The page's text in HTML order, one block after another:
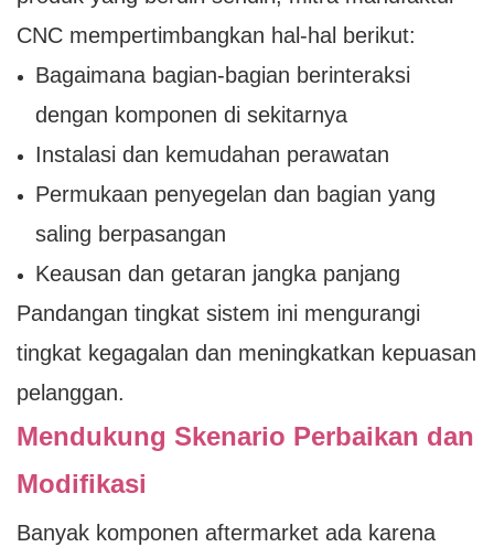
CNC mempertimbangkan hal-hal berikut:
Bagaimana bagian-bagian berinteraksi
dengan komponen di sekitarnya
Instalasi dan kemudahan perawatan
Permukaan penyegelan dan bagian yang
saling berpasangan
Keausan dan getaran jangka panjang
Pandangan tingkat sistem ini mengurangi
tingkat kegagalan dan meningkatkan kepuasan
pelanggan.
Mendukung Skenario Perbaikan dan
Modifikasi
Banyak komponen aftermarket ada karena